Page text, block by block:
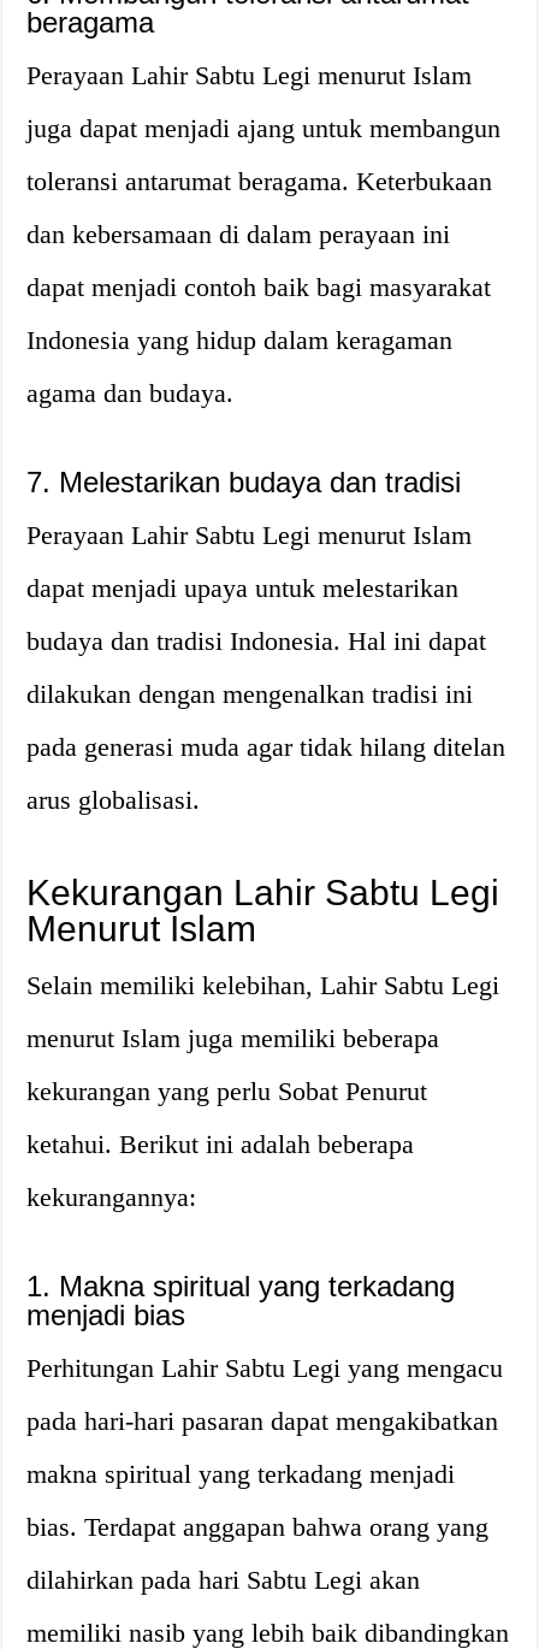
beragama
Perayaan Lahir Sabtu Legi menurut Islam
juga dapat menjadi ajang untuk membangun
toleransi antarumat beragama. Keterbukaan
dan kebersamaan di dalam perayaan ini
dapat menjadi contoh baik bagi masyarakat
Indonesia yang hidup dalam keragaman
agama dan budaya.
7. Melestarikan budaya dan tradisi
Perayaan Lahir Sabtu Legi menurut Islam
dapat menjadi upaya untuk melestarikan
budaya dan tradisi Indonesia. Hal ini dapat
dilakukan dengan mengenalkan tradisi ini
pada generasi muda agar tidak hilang ditelan
arus globalisasi.
Kekurangan Lahir Sabtu Legi
Menurut Islam
Selain memiliki kelebihan, Lahir Sabtu Legi
menurut Islam juga memiliki beberapa
kekurangan yang perlu Sobat Penurut
ketahui. Berikut ini adalah beberapa
kekurangannya:
1. Makna spiritual yang terkadang
menjadi bias
Perhitungan Lahir Sabtu Legi yang mengacu
pada hari-hari pasaran dapat mengakibatkan
makna spiritual yang terkadang menjadi
bias. Terdapat anggapan bahwa orang yang
dilahirkan pada hari Sabtu Legi akan
memiliki nasib yang lebih baik dibandingkan